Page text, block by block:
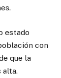
estado
con
que la
alta.